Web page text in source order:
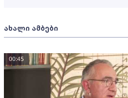
ახალი ამბები
00:45